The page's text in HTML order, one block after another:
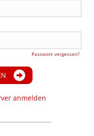
Passwort vergessen?
anmelden